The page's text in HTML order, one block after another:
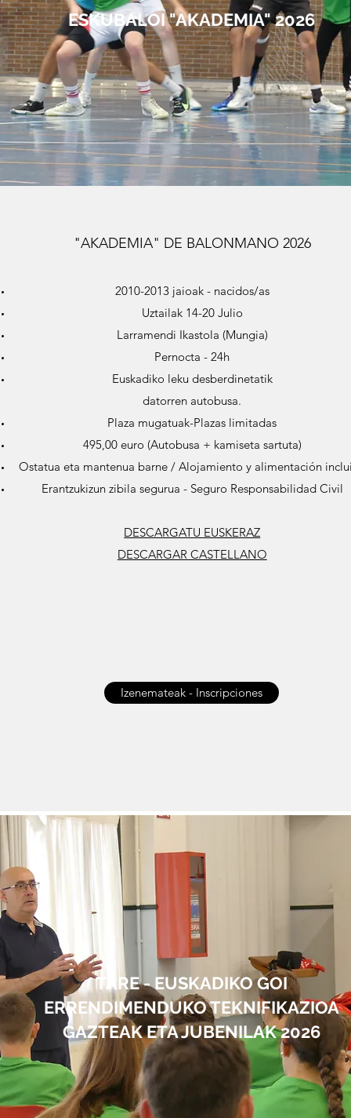
ESKUBALOI "AKADEMIA" 2026
"AKADEMIA" DE BALONMANO 2026
2010-2013 jaioak - nacidos/as
Uztailak 14-20 Julio
Larramendi Ikastola (Mungia)
Pernocta - 24h
Euskadiko leku desberdinetatik
datorren autobusa.
Plaza mugatuak-Plazas limitadas
495,00 euro (Autobusa + kamiseta sartuta)
Ostatua eta mantenua barne / Alojamiento y alimentación
Erantzukizun zibila segurua - Seguro Responsabilidad Civil
DESCARGATU EUSKERAZ
DESCARGAR CASTELLANO
Izenemateak - Inscripciones
TARE - EUSKADIKO GOI
ERRENDIMENDUKO TEKNIFIKAZIOA
GAZTEAK ETA JUBENILAK 2026